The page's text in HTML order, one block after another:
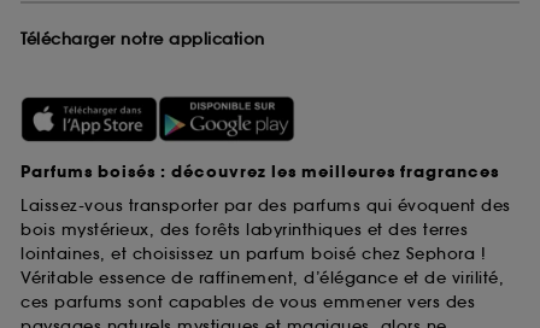
Télécharger notre application
Parfums boisés : découvrez les meilleures fragrances
Laissez-vous transporter par des parfums qui évoquent des
bois mystérieux, des forêts labyrinthiques et des terres
lointaines, et choisissez un parfum boisé chez Sephora !
Véritable essence de raffinement, d’élégance et de virilité,
ces parfums sont capables de vous emmener vers des